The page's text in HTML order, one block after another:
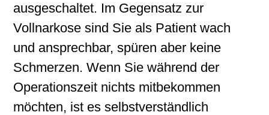
ausgeschaltet. Im Gegensatz zur
Vollnarkose sind Sie als Patient wach
und ansprechbar, spüren aber keine
Schmerzen. Wenn Sie während der
Operationszeit nichts mitbekommen
möchten, ist es selbstverständlich